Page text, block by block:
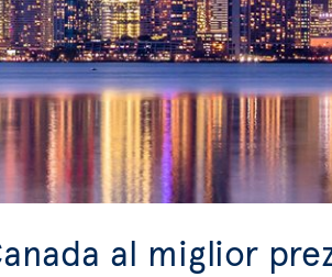
al miglior